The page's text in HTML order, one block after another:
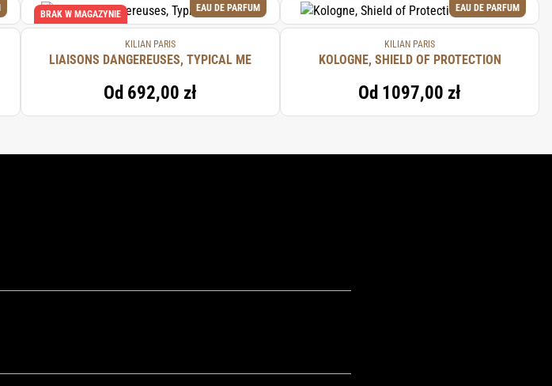
EAU DE PARFUM
BRAK W MAGAZYNIE
KILIAN PARIS
LIAISONS DANGEREUSES, TYPICAL ME
Od 692,00 zł
EAU DE PARFUM
KILIAN PARIS
KOLOGNE, SHIELD OF PROTECTION
Od 1097,00 zł